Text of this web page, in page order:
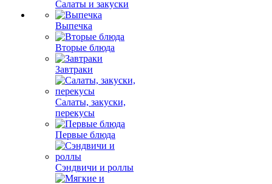
Салаты и закуски
Выпечка
Вторые блюда
Завтраки
Салаты, закуски,
перекусы
Первые блюда
Сэндвичи и роллы